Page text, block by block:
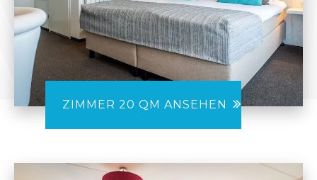
ZIMMER 20 QM ANSEHEN